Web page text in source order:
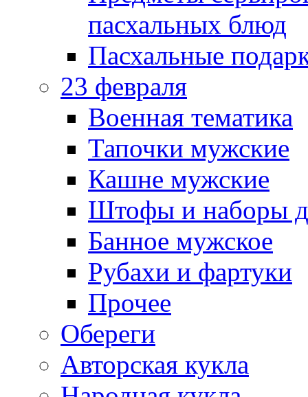
пасхальных блюд
Пасхальные
23 февраля
Военная тематика
Тапочки мужские
Кашне мужские
Штофы и наборы
Банное мужское
Рубахи и фартуки
Прочее
Обереги
Авторская кукла